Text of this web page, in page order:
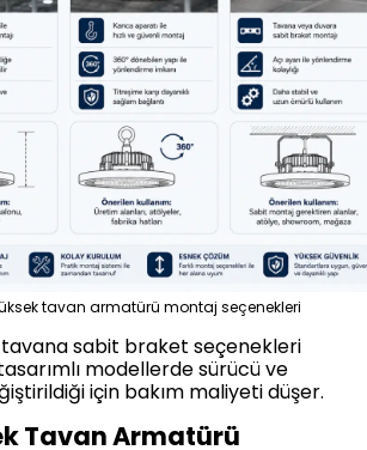
tavan armatürü montaj seçenekleri
tavana sabit braket seçenekleri
modellerde sürücü ve
için bakım maliyeti düşer.
Tavan Armatürü